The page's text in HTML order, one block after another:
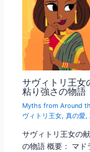
サヴィトリ王女
粘り強さの物語
Myths from Around
ヴィトリ王女,真の愛,
サヴィトリ王女の
の物語 概要： マ